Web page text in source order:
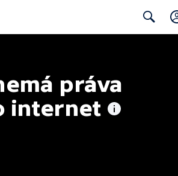
práva
internet